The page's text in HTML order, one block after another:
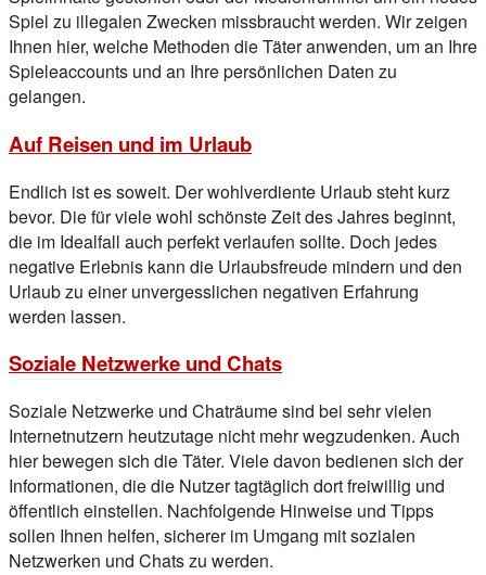
Spiel zu illegalen Zwecken missbraucht werden. Wir zeigen
Ihnen hier, welche Methoden die Täter anwenden, um an Ihre
Spieleaccounts und an Ihre persönlichen Daten zu
gelangen.
Auf Reisen und im Urlaub
Endlich ist es soweit. Der wohlverdiente Urlaub steht kurz
bevor. Die für viele wohl schönste Zeit des Jahres beginnt,
die im Idealfall auch perfekt verlaufen sollte. Doch jedes
negative Erlebnis kann die Urlaubsfreude mindern und den
Urlaub zu einer unvergesslichen negativen Erfahrung
werden lassen.
Soziale Netzwerke und Chats
Soziale Netzwerke und Chaträume sind bei sehr vielen
Internetnutzern heutzutage nicht mehr wegzudenken. Auch
hier bewegen sich die Täter. Viele davon bedienen sich der
Informationen, die die Nutzer tagtäglich dort freiwillig und
öffentlich einstellen. Nachfolgende Hinweise und Tipps
sollen Ihnen helfen, sicherer im Umgang mit sozialen
Netzwerken und Chats zu werden.